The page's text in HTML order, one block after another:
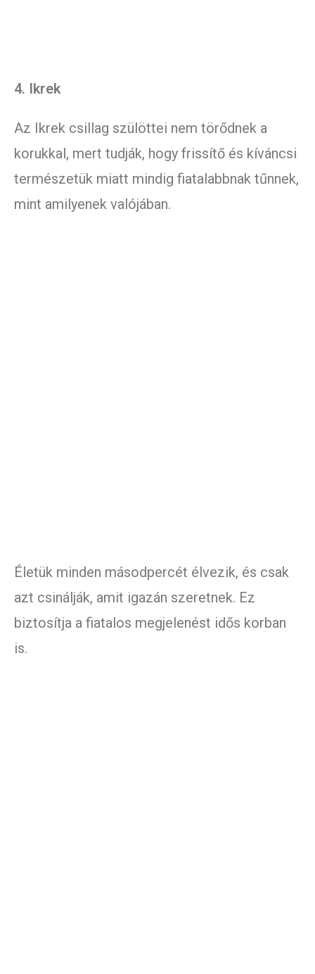
4. Ikrek
Az Ikrek csillag szülöttei nem törődnek a
korukkal, mert tudják, hogy frissítő és kíváncsi
természetük miatt mindig fiatalabbnak tűnnek,
mint amilyenek valójában.
Életük minden másodpercét élvezik, és csak
azt csinálják, amit igazán szeretnek. Ez
biztosítja a fiatalos megjelenést idős korban
is.